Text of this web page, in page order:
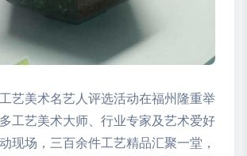
艺美术名艺人评选活动在福州隆重举
工艺美术大师、行业专家及艺术爱好
现场，三百余件工艺精品汇聚一堂，